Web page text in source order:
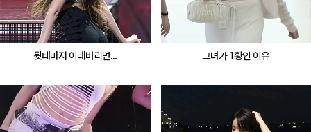
뒷태마저 이래버리면... 그녀가 1황인 이유